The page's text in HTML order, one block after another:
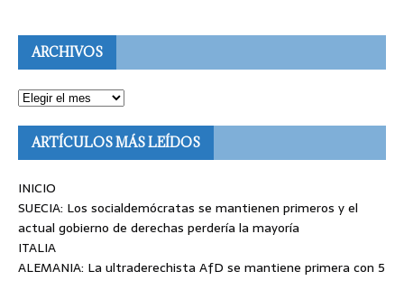
ARCHIVOS
ARTÍCULOS MÁS LEÍDOS
INICIO
SUECIA: Los socialdemócratas se mantienen primeros y el
actual gobierno de derechas perdería la mayoría
ITALIA
ALEMANIA: La ultraderechista AfD se mantiene primera con 5